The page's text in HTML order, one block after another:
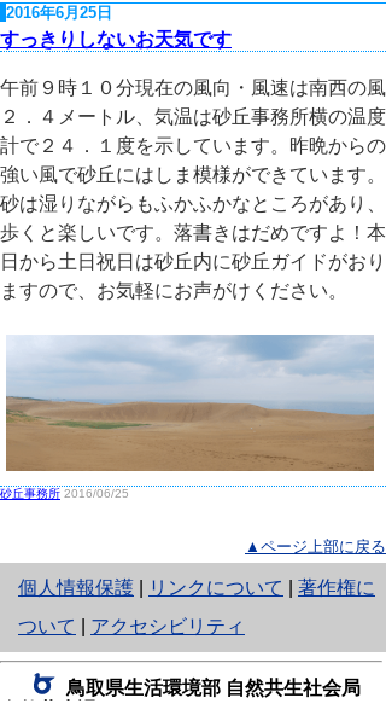
2016年6月25日
すっきりしないお天気です
午前９時１０分現在の風向・風速は南西の風
２．４メートル、気温は砂丘事務所横の温度
計で２４．１度を示しています。昨晩からの
強い風で砂丘にはしま模様ができています。
砂は湿りながらもふかふかなところがあり、
歩くと楽しいです。落書きはだめですよ！本
日から土日祝日は砂丘内に砂丘ガイドがおり
ますので、お気軽にお声がけください。
砂丘事務所 2016/06/25
▲ページ上部に戻る
個人情報保護
と
り
ネ
ッ
リンクについて
著作権に
ついて
アクセシビリティ
鳥取県生活環境部 自然共生社会局